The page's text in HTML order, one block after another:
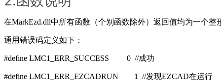
在MarkEzd.dll中所有函数（个别函数除外）返回值均为一个整
通用错误码定义如下：
#define LMC1_ERR_SUCCESS 0 //成功
#define LMC1_ERR_EZCADRUN 1 //发现EZCAD在运行